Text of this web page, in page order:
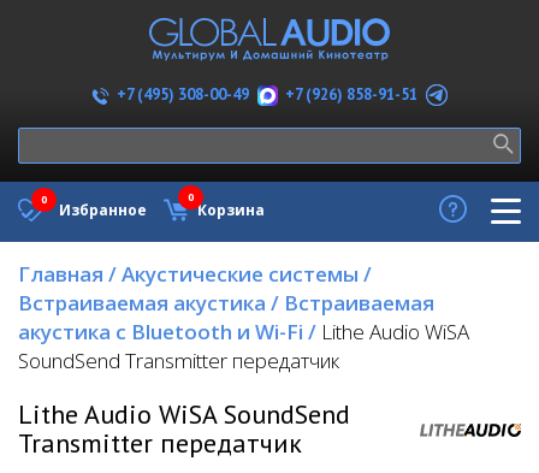
+7 (495) 308-00-49 +7 (926) 858-91-51
Избранное
0
Корзина
0
Главная /Акустические системы /
Встраиваемая акустика / Встраиваемая
акустика с Bluetooth и Wi-Fi / Lithe Audio WiSA
SoundSend Transmitter передатчик
Lithe Audio WiSA SoundSend
Transmitter передатчик